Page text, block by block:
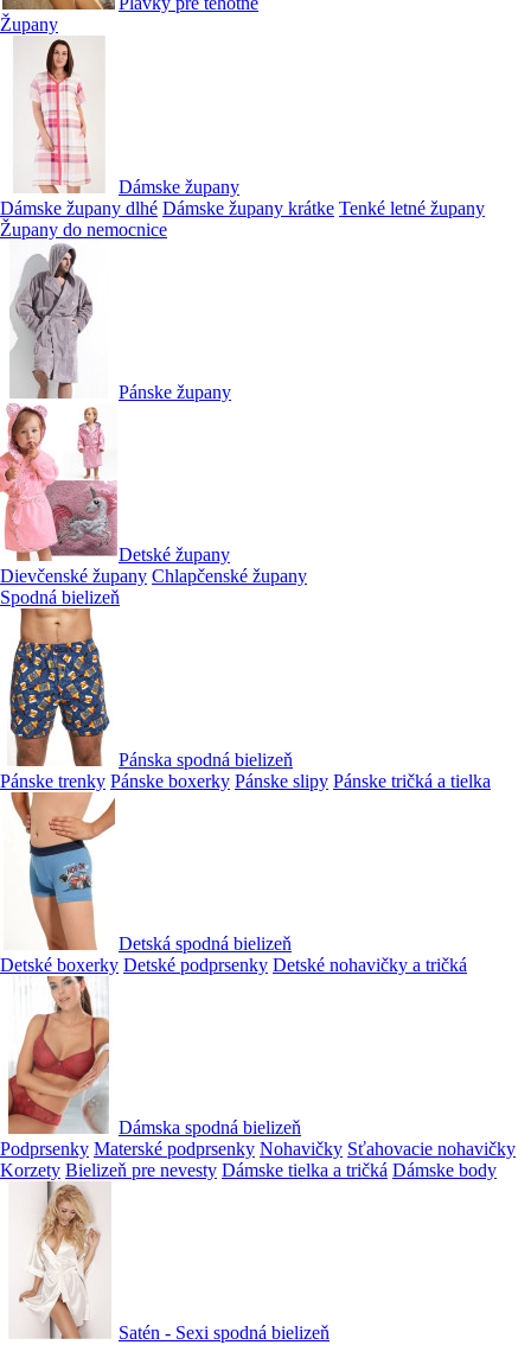
Župany
Dámske župany
Dámske župany dlhé Dámske župany krátke Tenké letné župany
Župany do nemocnice
Pánske župany
Detské župany
Dievčenské župany Chlapčenské župany
Spodná bielizeň
Pánska spodná bielizeň
Pánske trenky Pánske boxerky Pánske slipy Pánske tričká a tielka
Detská spodná bielizeň
Detské boxerky Detské podprsenky Detské nohavičky a tričká
Dámska spodná bielizeň
Podprsenky Materské podprsenky Nohavičky Sťahovacie nohavičky
Korzety Bielizeň pre nevesty Dámske tielka a tričká Dámske body
Satén - Sexi spodná bielizeň